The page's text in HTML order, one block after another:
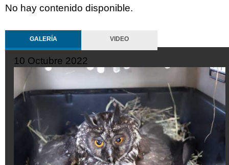
No hay contenido disponible.
GALERÍA VIDEO
10 Octubre 2022